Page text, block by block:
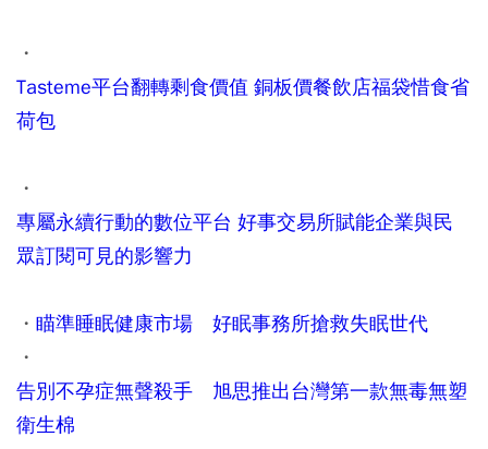
・
Tasteme平台翻轉剩食價值 銅板價餐飲店福袋惜食省
荷包
・
專屬永續行動的數位平台 好事交易所賦能企業與民
眾訂閱可見的影響力
・ 瞄準睡眠健康市場 好眠事務所搶救失眠世代
・
告別不孕症無聲殺手 旭思推出台灣第一款無毒無塑
衛生棉